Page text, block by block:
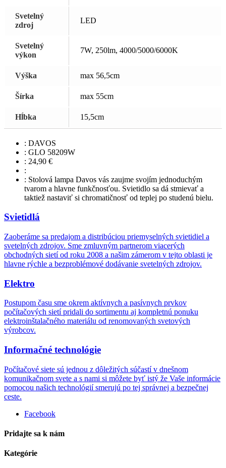
Svetelný
zdroj
LED
Svetelný
výkon
7W, 250lm, 4000/5000/6000K
Výška max 56,5cm
Šírka max 55cm
Hĺbka 15,5cm
: DAVOS
: GLO 58209W
: 24,90 €
:
: Stolová lampa Davos vás zaujme svojím jednoduchým
tvarom a hlavne funkčnosťou. Svietidlo sa dá stmievať a
taktiež nastaviť si chromatičnosť od teplej po studenú bielu.
Svietidlá
Zaoberáme sa predajom a distribúciou priemyselných svietidiel a
svetelných zdrojov. Sme zmluvným partnerom viacerých
obchodných sietí od roku 2008 a našim zámerom v tejto oblasti je
hlavne rýchle a bezproblémové dodávanie svetelných zdrojov.
Elektro
Postupom času sme okrem aktívnych a pasívnych prvkov
počítačových sietí pridali do sortimentu aj kompletnú ponuku
elektroinštalačného materiálu od renomovaných svetových
výrobcov.
Informačné technológie
Počítačové siete sú jednou z dôležitých súčastí v dnešnom
komunikačnom svete a s nami si môžete byť istý že Vaše informácie
pomocou našich technológií smerujú po tej správnej a bezpečnej
ceste.
Facebook
Pridajte sa k nám
Kategórie